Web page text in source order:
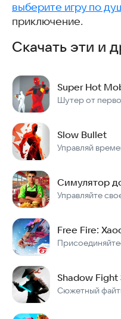
выберите игру по
приключение.
Скачать эти и
Super Hot
Slow Bullet
Free Fire:
Shadow